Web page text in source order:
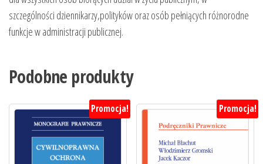
szczególności dziennikarzy,polityków oraz osób pełniących różnorodne
funkcje w administracji publicznej.
Podobne produkty
Promocja! Promocja!